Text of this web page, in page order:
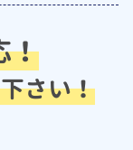
！
さい！